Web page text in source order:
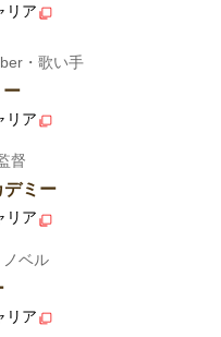
リア
・歌い手
ー
リア
督
デミー
リア
ベル
リア